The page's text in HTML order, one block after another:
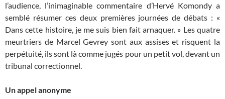
l’audience, l’inimaginable commentaire d’Hervé Komondy a
semblé résumer ces deux premières journées de débats : «
Dans cette histoire, je me suis bien fait arnaquer. » Les quatre
meurtriers de Marcel Gevrey sont aux assises et risquent la
perpétuité, ils sont là comme jugés pour un petit vol, devant un
tribunal correctionnel.
Un appel anonyme